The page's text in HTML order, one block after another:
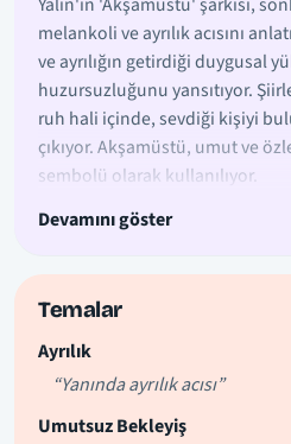
melankoli ve ayrılık acısını
ve ayrılığın getirdiği duygusal
huzursuzluğunu yansıtıyor.
ruh hali içinde, sevdiği kişiyi
çıkıyor. Akşamüstü, umut ve
sembolü olarak kullanılıyor.
Devamını göster
Temalar
Ayrılık
“Yanında ayrılık acısı”
Umutsuz Bekleyiş